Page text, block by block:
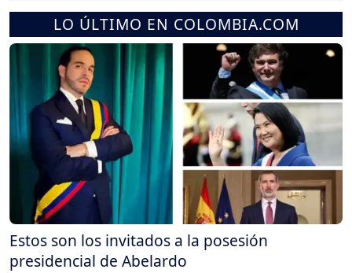
LO ÚLTIMO EN COLOMBIA.COM
Estos son los invitados a la posesión
presidencial de Abelardo